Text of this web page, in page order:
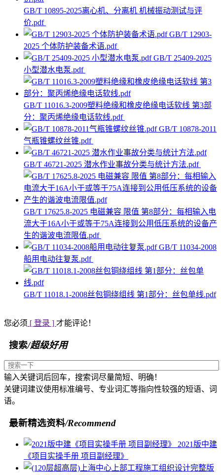
GB/T 10895-2025离心机、分离机 机械振动测试与评
价.pdf
GB/T 12903-
2025 个体防护装备术语.pdf
GB/T 25409-2025
小型潜水电泵.pdf
GB/T 11016.3-2009塑料绝缘和橡皮绝缘电话软线 第3部
分：聚丙烯绝缘电话软线.pdf
GB/T 10878-2011
气瓶锥螺纹丝锥.pdf
GB/T 46721-2025 潜水作业事故分类与统计方法.pdf
GB/T 17625.8-2025 电磁兼容 限值 第8部分：每相输入电
流大于16A小于或等于75A连接到公用低压系统的设备产
生的谐波电流限值.pdf
GB/T 11034-2008
船用电动往复泵.pdf
GB/T 11018.1-2008丝包铜绕组线 第1部分：丝包单线.pdf
您必须 [ 登录 ] 才能评论！
搜索/超级好用
输入关键词后回车，搜索词尽量简短、明确！
关键词建议使用标准编号、专业词汇等指向性较强的短语、词
语。
最新精选资料/Recommend
2021版中建
《项目实操手册 项目副经理》